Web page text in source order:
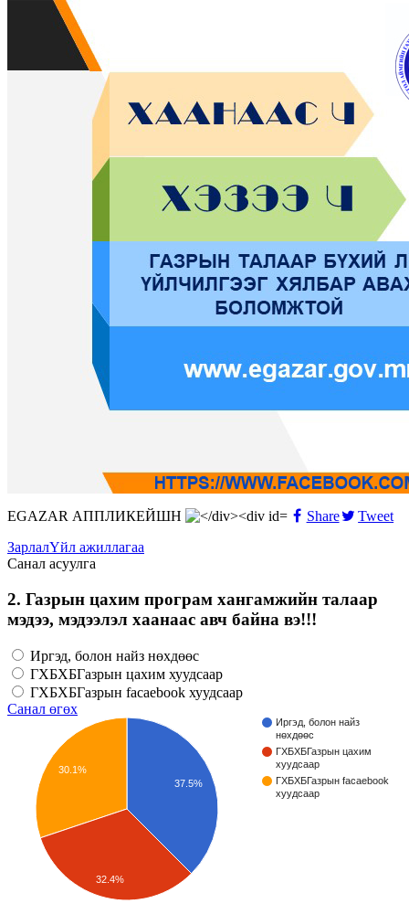
EGAZAR АППЛИКЕЙШН Share
Tweet
ЗарлалҮйл ажиллагаа
Санал асуулга
2. Газрын цахим програм хангамжийн талаар
мэдээ, мэдээлэл хаанаас авч байна вэ!!!
Иргэд, болон найз нөхдөөс
ГХБХБГазрын цахим хуудсаар
ГХБХБГазрын facaebook хуудсаар
Санал өгөх
Иргэд, болон найз
нөхдөөс
ГХБХБГазрын цахим
хуудсаар
ГХБХБГазрын facaebook
хуудсаар
37.5%
30.1%
32.4%